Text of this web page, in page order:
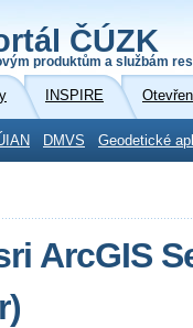
ČÚZK
produktům a službám
INSPIRE
DMVS Geodetické
ArcGIS